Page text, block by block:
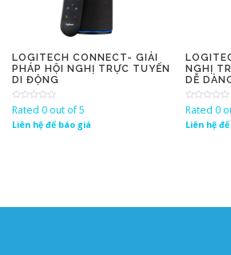
LOGITECH CONNECT- GIẢI
PHÁP HỘI NGHỊ TRỰC TUYẾN
DI ĐỘNG
Rated 0 out of 5
Liên hệ để báo giá
NGHỊ
DỄ
Rated 0
Liên hệ